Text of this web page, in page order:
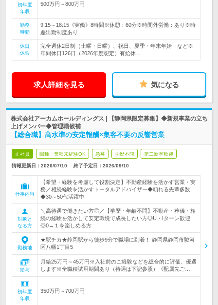
初年度
年収
500万円～800万円
勤務
時間
9:15～18:15《実働》8時間※休憩：60分※時間外労働：あり※時
差出勤制度あり
休日
休暇
完全週休2日制（土曜・日曜）、祝日、夏季・年末年始 など※
年間休日126日（2026年度想定）有給休…
求人詳細を見る 気になる
株式会社アーカムホールディングス | 【静岡県限定募集】◆新規事業の立ち
上げメンバー◆管理職候補
【総合職】高水準の安定報酬×集客不要の反響営業
正社員 職種・業種未経験OK 急募 学歴不問 第二新卒歓迎
情報更新日：2026/07/10 終了予定日： 2026/09/10
仕事内容
【希望・経験を考慮して役割決定】不動産経験を活かす営業・実
務／相続経験を活かすトータルアドバイザー◆頼れる先輩多数
◆30～50代活躍中
対象と
なる方
＼高待遇で働きたい方◎／【学歴・年齢不問】不動産・葬儀・相
続の経験を活かして安定環境で成長したい方◎U・Iターン歓迎
◎0→１を楽しめる方
勤務地
★駅チカ★静岡駅から徒歩9分で職場に到着！ 静岡県静岡市駿河
区八幡1丁目5
給与
月給25万円～45万円※入社前のご経験などを総合的に評価、優遇
します※全職種試用期間あり（待遇は下記参照）《配属先ご…
初年度
年収
350万円～700万円